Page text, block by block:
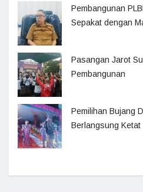
Pembangunan
Sepakat dengan
Pasangan Jarot
Pembangunan
Pemilihan Bujang
Berlangsung Ketat